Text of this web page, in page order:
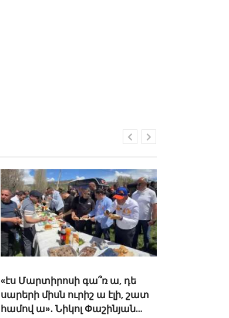
«Սիրելի՛ հայ հարևաններ, մի՛
կրկնեք Վրաստանի սխալը»․
Սաակաշվիլի